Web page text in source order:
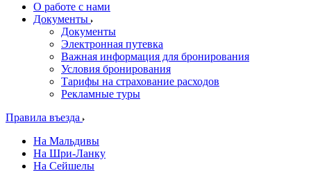
О работе с нами
Документы
Документы
Электронная путевка
Важная информация для бронирования
Условия бронирования
Тарифы на страхование расходов
Рекламные туры
Правила въезда
На Мальдивы
На Шри-Ланку
На Сейшелы